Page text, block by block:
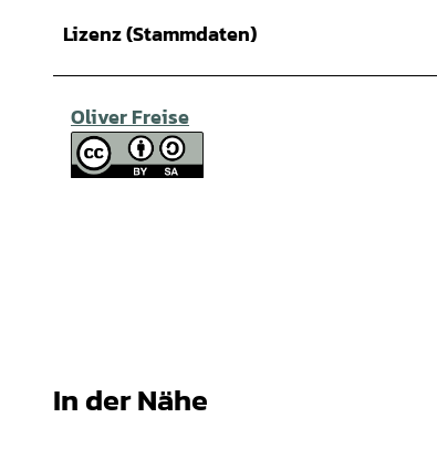
Lizenz (Stammdaten)
Oliver Freise
In der Nähe